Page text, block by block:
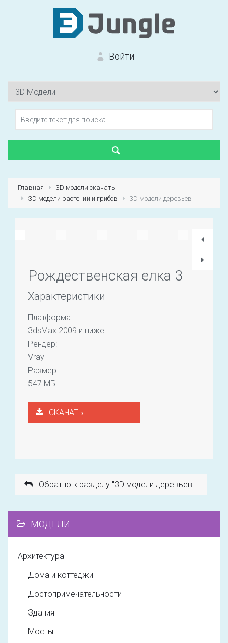
Войти
Первый раз? Зарегистрироваться
Главная
3D модели скачать
3D модели растений и грибов
3D модели деревьев
Рождественская елка 3
Характеристики
Платформа:
3dsMax 2009 и ниже
Рендер:
Vray
Размер:
547 МБ
СКАЧАТЬ
Обратно к разделу "3D модели деревьев "
МОДЕЛИ
Архитектура
Дома и коттеджи
Достопримечательности
Здания
Мосты